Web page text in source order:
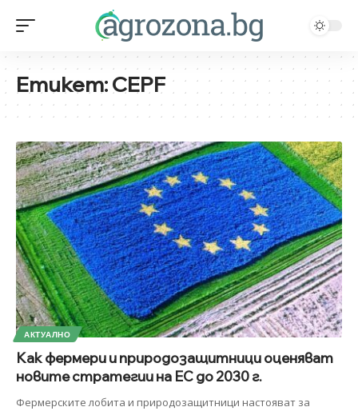
Етикет:CEPF
АКТУАЛНО
Как фермери и природозащитници оценяват
новите стратегии на ЕС до 2030 г.
Фермерските лобита и природозащитници настояват за